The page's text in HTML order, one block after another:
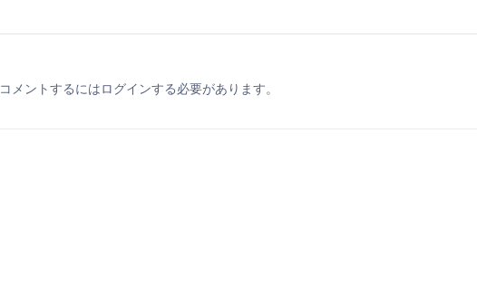
コメントするにはログインする必要があります。